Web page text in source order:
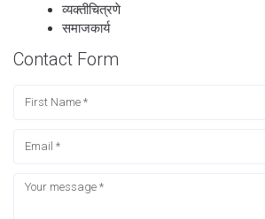
व्यक्तीचित्रणे
समाजकार्य
Contact Form